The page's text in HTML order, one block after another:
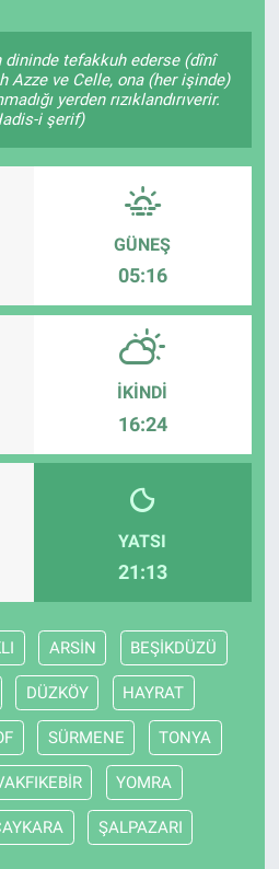
dininde tefakkuh ederse (dînî
Azze ve Celle, ona (her işinde)
yerden rızıklandırıverir.
i şerif)
GÜNEŞ
05:16
İKINDI
16:24
YATSI
21:13
ARSİN BEŞİKDÜZÜ
DÜZKÖY HAYRAT
SÜRMENE TONYA
YOMRA
ŞALPAZARI